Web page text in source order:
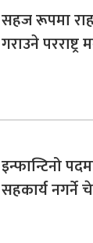
सहज रूपमा
गराउने परराष्ट्र
इन्फान्टिनो
सहकार्य नगर्ने